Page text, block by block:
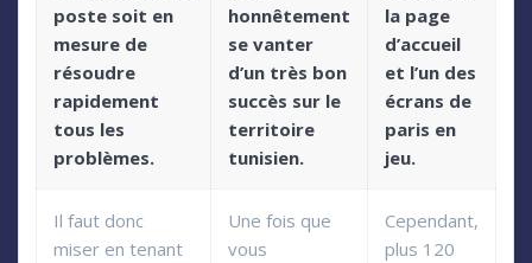
poste soit en
mesure de
résoudre
rapidement
tous les
problèmes.
honnêtement
se vanter
d’un très bon
succès sur le
territoire
tunisien.
la page
d’accueil
et l’un des
écrans de
paris en
jeu.
Il faut donc
miser en tenant
Une fois que
vous
Cependant,
plus 120